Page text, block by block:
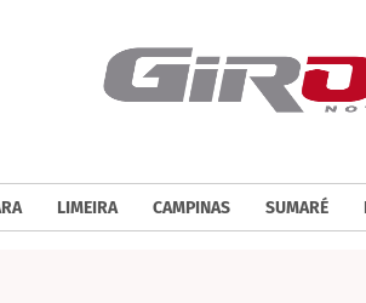
LIMEIRA CAMPINAS SUMARÉ